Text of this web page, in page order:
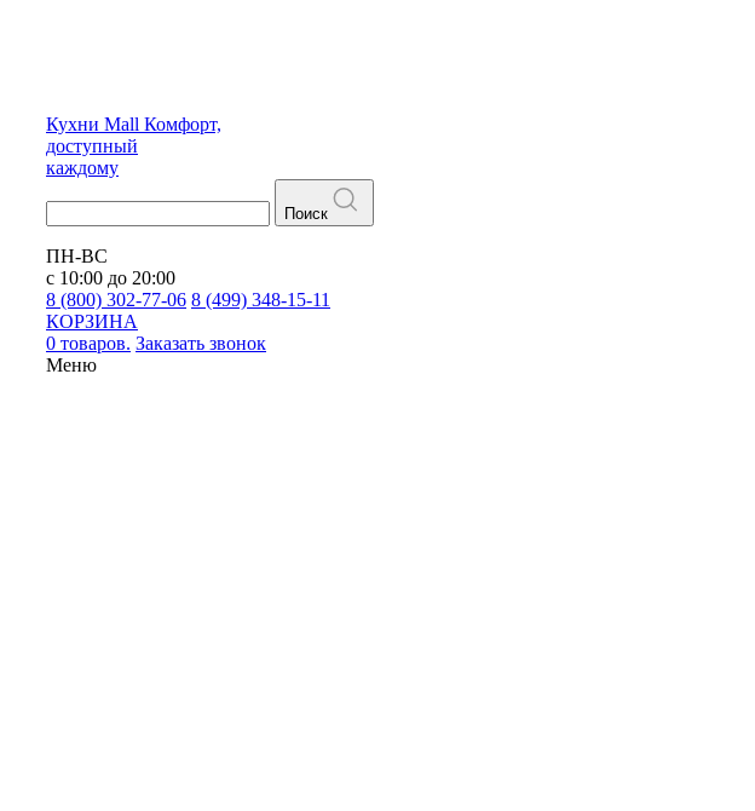
Кухни Mall Комфорт,
доступный
каждому
Поиск
ПН-ВС
с 10:00 до 20:00
8 (800) 302-77-06 8 (499) 348-15-11
КОРЗИНА
0 товаров. Заказать звонок
Меню